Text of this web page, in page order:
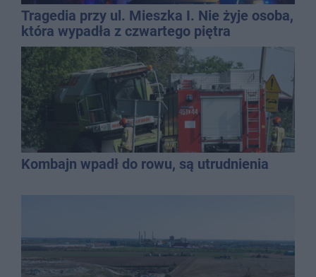
Tragedia przy ul. Mieszka I. Nie żyje osoba,
która wypadła z czwartego piętra
Kombajn wpadł do rowu, są utrudnienia